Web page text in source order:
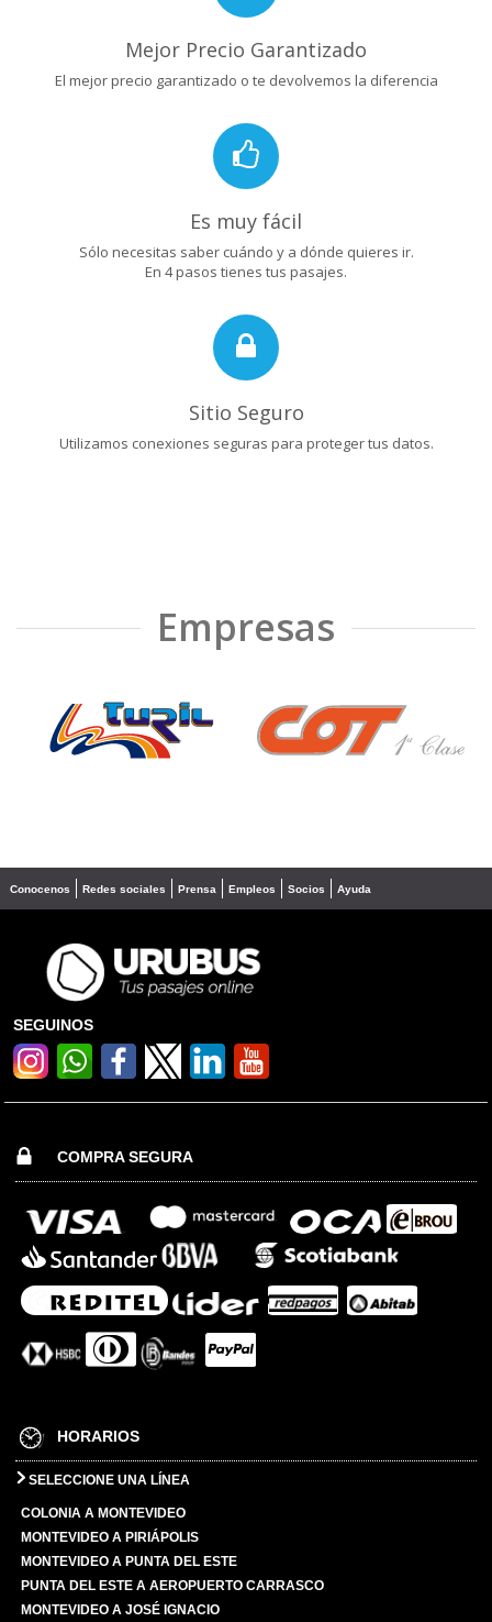
Mejor Precio Garantizado
El mejor precio garantizado o te devolvemos la diferencia
Es muy fácil
Sólo necesitas saber cuándo y a dónde quieres ir.
En 4 pasos tienes tus pasajes.
Sitio Seguro
Utilizamos conexiones seguras para proteger tus datos.
Empresas
❮ ❯
Conocenos Redes sociales Prensa Empleos Socios Ayuda
SEGUINOS
COMPRA SEGURA
HORARIOS
SELECCIONE UNA LÍNEA
COLONIA A MONTEVIDEO
MONTEVIDEO A PIRIÁPOLIS
MONTEVIDEO A PUNTA DEL ESTE
PUNTA DEL ESTE A AEROPUERTO CARRASCO
MONTEVIDEO A JOSÉ IGNACIO